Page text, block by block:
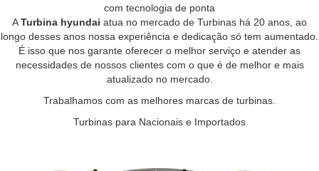
com tecnologia de ponta
ATurbina hyundai atua no mercado de Turbinas há 20 anos, ao
longo desses anos nossa experiência e dedicação só tem aumentado.
É isso que nos garante oferecer o melhor serviço e atender as
necessidades de nossos clientes com o que é de melhor e mais
atualizado no mercado.
Trabalhamos com as melhores marcas de turbinas.
Turbinas para Nacionais e Importados